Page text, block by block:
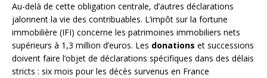
Au-delà de cette obligation centrale, d’autres déclarations
jalonnent la vie des contribuables. L’impôt sur la fortune
immobilière (IFI) concerne les patrimoines immobiliers nets
supérieurs à 1,3 million d’euros. Les donations et successions
doivent faire l’objet de déclarations spécifiques dans des délais
stricts : six mois pour les décès survenus en France